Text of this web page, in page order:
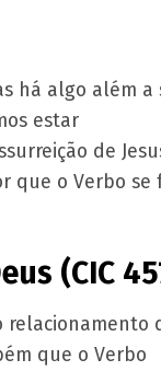
há algo além a
estar
de
que o Verbo se
(CIC
relacionamento
que o Verbo